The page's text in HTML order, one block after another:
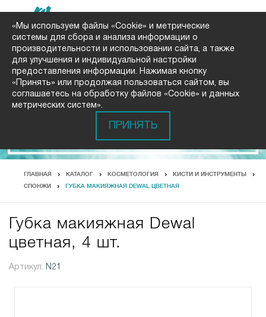
ГЛАВНАЯ КАТАЛОГ КОСМЕТОЛОГИЯ КИСТИ И ИНСТРУМЕНТЫ
СПОНЖИ ГУБКА МАКИЯЖНАЯ DEWAL ЦВЕТНАЯ
Губка макияжная Dewal
цветная, 4 шт.
Артикул: N21
«Мы используем файлы «Cookie» и метрические
системы для сбора и анализа информации о
производительности и использовании сайта, а также
для улучшения и индивидуальной настройки
предоставления информации. Нажимая кнопку
«Принять» или продолжая пользоваться сайтом, вы
соглашаетесь на обработку файлов «Cookie» и данных
метрических систем».
ПРИНЯТЬ